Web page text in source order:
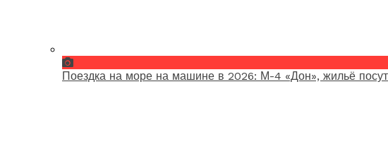
Поездка на море на машине в 2026: М-4 «Дон», жильё